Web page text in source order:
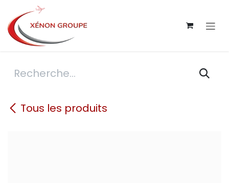
Se rendre au contenu
Tous les produits